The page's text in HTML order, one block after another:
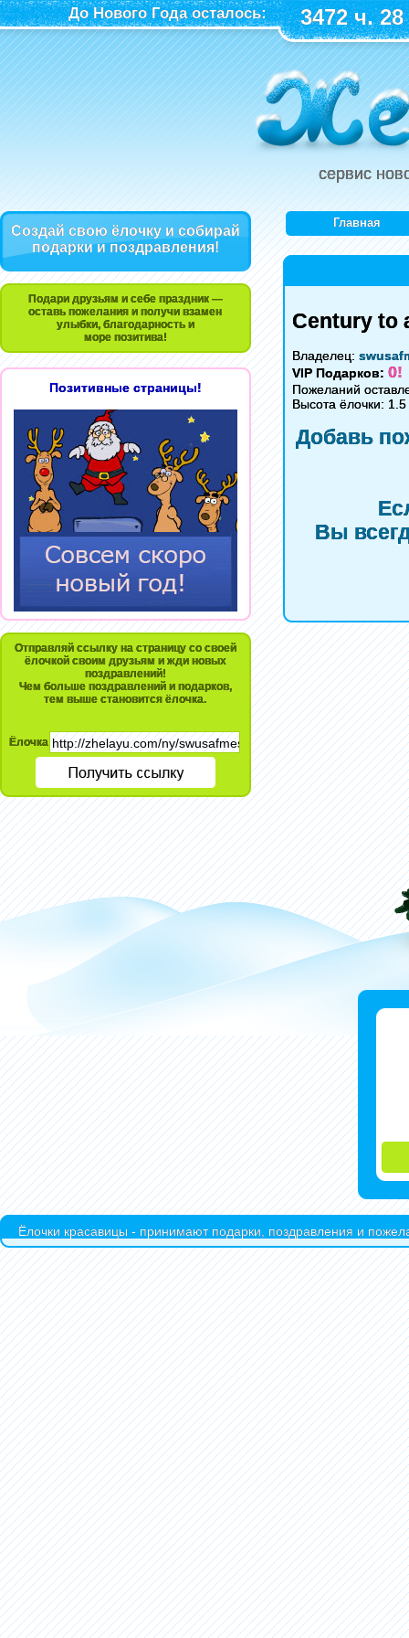
До Нового Года осталось: 3472 ч.
сервис
Создай свою ёлочку и собирай
подарки и поздравления!
Подари друзьям и себе праздник —
оставь пожелания и получи взамен
улыбки, благодарность и
море позитива!
Позитивные страницы!
Отправляй ссылку на страницу со своей
ёлочкой своим друзьям и жди новых
поздравлений!
Чем больше поздравлений и подарков,
тем выше становится ёлочка.
Ёлочка
Главная
Century to
Владелец:
VIP Подарков: 0!
Пожеланий
Высота ёлочки:
Добавь
Вы
Ёлочки красавицы - принимают подарки, поздравления и